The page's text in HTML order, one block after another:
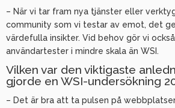
– När vi tar fram nya tjänster eller
community som vi testar av emot, det
värdefulla insikter. Vid behov gör vi
användartester i mindre skala än WSI.
Vilken var den viktigaste
gjorde en WSI-undersökning
– Det är bra att ta pulsen på